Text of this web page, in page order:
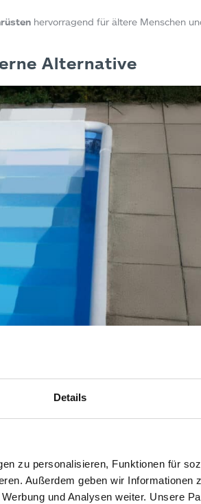
Details
zu personalisieren, Funktionen für
Außerdem geben wir Informationen
und Analysen weiter. Unsere
hervorragend für ältere Menschen
Alternative
oder später nachgerüstet werden.